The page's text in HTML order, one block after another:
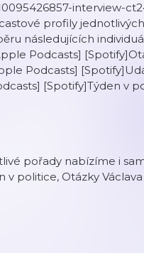
interview-
profily
následujících
Podcasts]
Podcasts]
[Spotify]Týden v
pořady nabízíme i
politice, Otázky